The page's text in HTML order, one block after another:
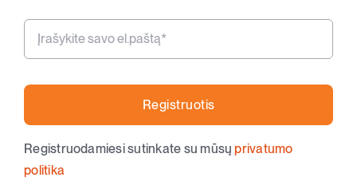
Registruotis
Registruodamiesi sutinkate su mūsųprivatumo
politika